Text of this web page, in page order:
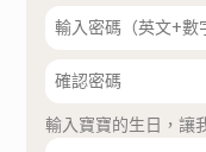
輸入寶寶的生日，讓